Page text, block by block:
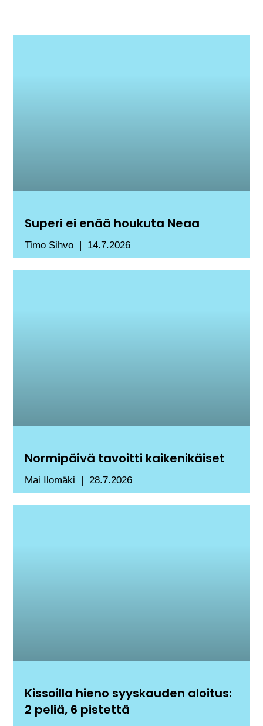
Superi ei enää houkuta Neaa
Timo Sihvo 14.7.2026
Normipäivä tavoitti kaikenikäiset
Mai Ilomäki 28.7.2026
Kissoilla hieno syyskauden aloitus:
2 peliä, 6 pistettä